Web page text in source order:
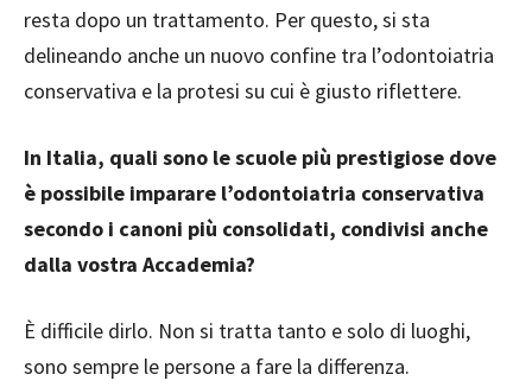
resta dopo un trattamento. Per questo, si sta
delineando anche un nuovo confine tra l’odontoiatria
conservativa e la protesi su cui è giusto riflettere.
In Italia, quali sono le scuole più prestigiose dove
è possibile imparare l’odontoiatria conservativa
secondo i canoni più consolidati, condivisi anche
dalla vostra Accademia?
È difficile dirlo. Non si tratta tanto e solo di luoghi,
sono sempre le persone a fare la differenza.